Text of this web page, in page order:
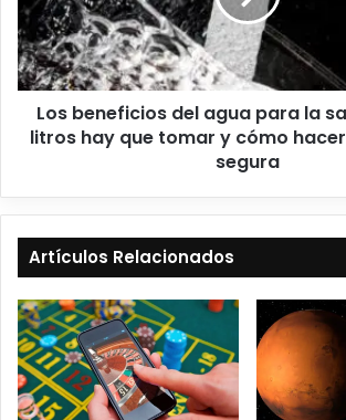
Los beneficios del agua para la
litros hay que tomar y cómo
segura
Artículos Relacionados